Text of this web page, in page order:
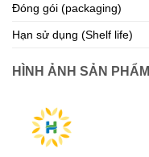
Đóng gói (packaging)
Hạn sử dụng (Shelf life)
HÌNH ẢNH SẢN PHẨM